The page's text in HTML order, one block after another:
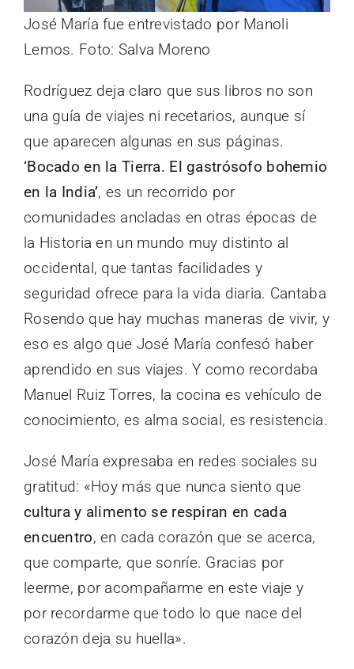
José María fue entrevistado por Manoli
Lemos. Foto: Salva Moreno
Rodríguez deja claro que sus libros no son
una guía de viajes ni recetarios, aunque sí
que aparecen algunas en sus páginas.
‘Bocado en la Tierra. El gastrósofo bohemio
en la India’, es un recorrido por
comunidades ancladas en otras épocas de
la Historia en un mundo muy distinto al
occidental, que tantas facilidades y
seguridad ofrece para la vida diaria. Cantaba
Rosendo que hay muchas maneras de vivir, y
eso es algo que José María confesó haber
aprendido en sus viajes. Y como recordaba
Manuel Ruiz Torres, la cocina es vehículo de
conocimiento, es alma social, es resistencia.
José María expresaba en redes sociales su
gratitud: «Hoy más que nunca siento que
cultura y alimento se respiran en cada
encuentro, en cada corazón que se acerca,
que comparte, que sonríe. Gracias por
leerme, por acompañarme en este viaje y
por recordarme que todo lo que nace del
corazón deja su huella».